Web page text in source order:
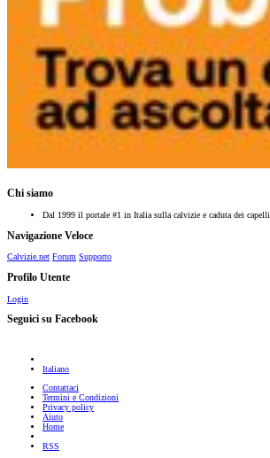
Chi siamo
Dal 1999 il portale #1 in Italia sulla calvizie e caduta dei capelli
Navigazione Veloce
Calvizie.net Forum Supporto
Profilo Utente
Login
Seguici su Facebook
Italiano
Contattaci
Termini e Condizioni
Privacy policy
Aiuto
Home
RSS